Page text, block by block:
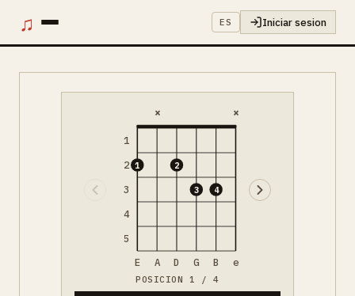
♫ ES Iniciar sesion
1
2
3
4
5
× ×
1 2
3 4
E A D G B e
POSICION 1 / 4